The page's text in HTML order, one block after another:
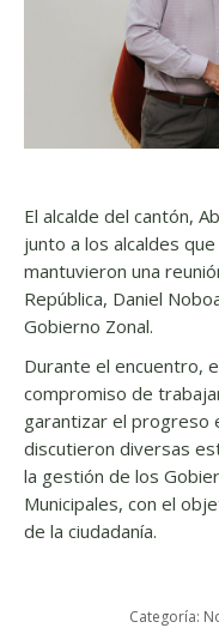
El alcalde del cantón,
junto a los alcaldes
mantuvieron una
República, Daniel
Gobierno Zonal.
Durante el encuentro,
compromiso de
garantizar el progreso
discutieron diversas
la gestión de los
Municipales, con el
de la ciudadanía.
Categoría: